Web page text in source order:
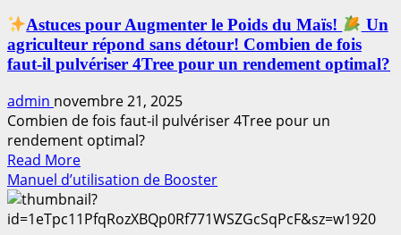
NE
PAS
FAIRE
2
précautions
cruciales
lors
de
la
pulvérisation
Astuces pour Augmenter le Poids du Maïs!
Un
agriculteur répond sans détour! Combien de fois
faut-il pulvériser 4Tree pour un rendement optimal?
admin novembre 21, 2025
Combien de fois faut-il pulvériser 4Tree pour un
rendement optimal?
Read MoreRead
more
about
Manuel d’utilisation de Booster